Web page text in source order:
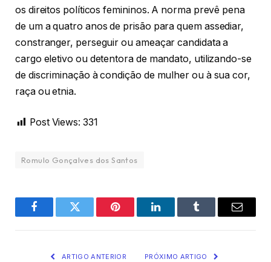
os direitos políticos femininos. A norma prevê pena
de um a quatro anos de prisão para quem assediar,
constranger, perseguir ou ameaçar candidata a
cargo eletivo ou detentora de mandato, utilizando-se
de discriminação à condição de mulher ou à sua cor,
raça ou etnia.
Post Views: 331
Romulo Gonçalves dos Santos
FacebookTwitter Pinterest LinkedInTumblr Email
ARTIGO ANTERIOR PRÓXIMO ARTIGO